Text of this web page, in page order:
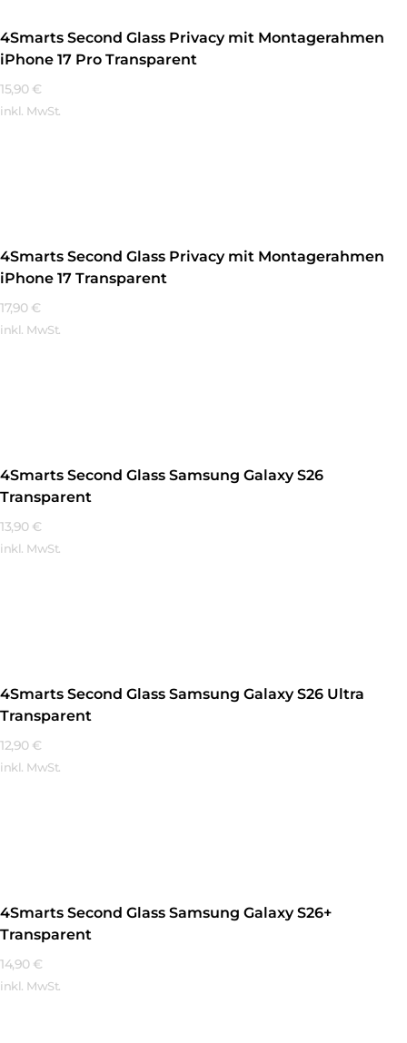
4Smarts Second Glass Privacy mit Montagerahmen
iPhone 17 Pro Transparent
15,90 €
inkl. MwSt.
4Smarts Second Glass Privacy mit Montagerahmen
iPhone 17 Transparent
17,90 €
inkl. MwSt.
4Smarts Second Glass Samsung Galaxy S26
Transparent
13,90 €
inkl. MwSt.
4Smarts Second Glass Samsung Galaxy S26 Ultra
Transparent
12,90 €
inkl. MwSt.
4Smarts Second Glass Samsung Galaxy S26+
Transparent
14,90 €
inkl. MwSt.